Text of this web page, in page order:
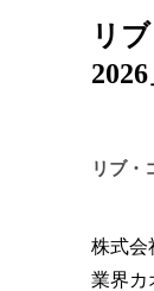
リ
リブ・
株式会
業界カ